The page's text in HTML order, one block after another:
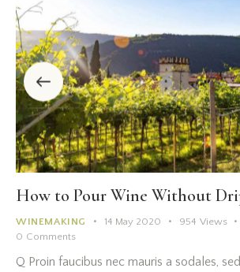
How to Pour Wine Without
WINEMAKING 14 May 2020 954 Views
0 Comments
Q Proin faucibus nec mauris a sodales,